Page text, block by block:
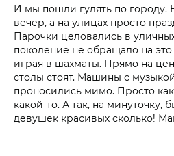
И мы пошли гулять по городу.
вечер, а на улицах просто
Парочки целовались в
поколение не обращало на
играя в шахматы. Прямо на
столы стоят. Машины с
проносились мимо. Просто
какой-то. А так, на минуточку,
девушек красивых сколько!